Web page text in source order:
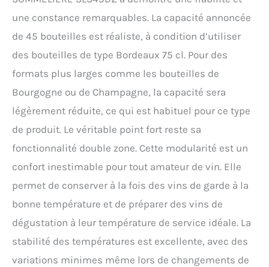
une constance remarquables. La capacité annoncée
de 45 bouteilles est réaliste, à condition d’utiliser
des bouteilles de type Bordeaux 75 cl. Pour des
formats plus larges comme les bouteilles de
Bourgogne ou de Champagne, la capacité sera
légèrement réduite, ce qui est habituel pour ce type
de produit. Le véritable point fort reste sa
fonctionnalité double zone. Cette modularité est un
confort inestimable pour tout amateur de vin. Elle
permet de conserver à la fois des vins de garde à la
bonne température et de préparer des vins de
dégustation à leur température de service idéale. La
stabilité des températures est excellente, avec des
variations minimes même lors de changements de